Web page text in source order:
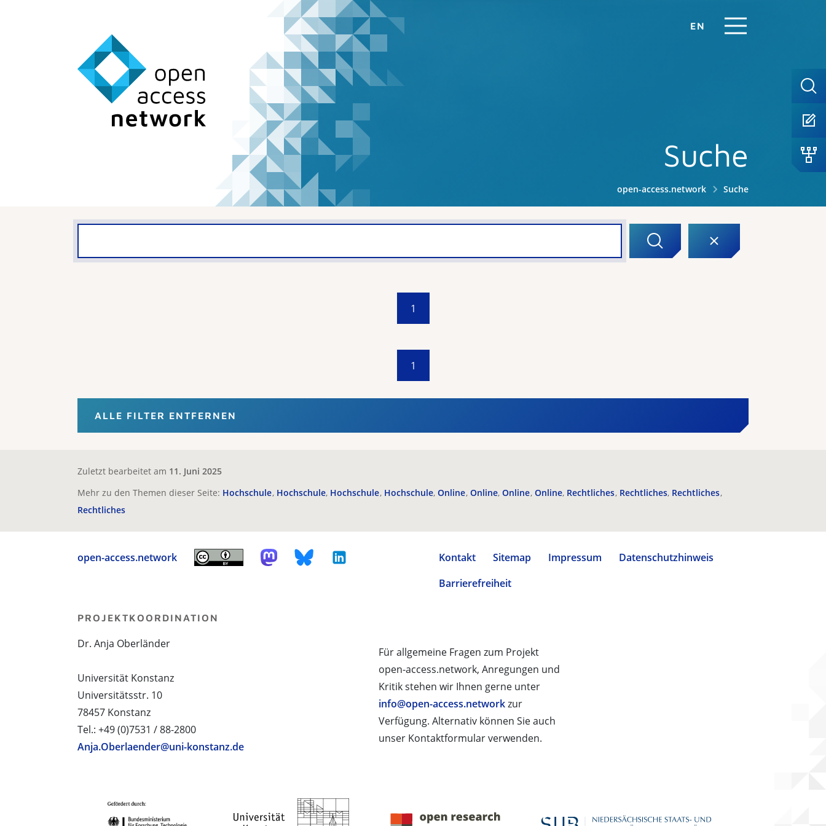
EN
Suche
open-access.network Suche
1
1
ALLE FILTER ENTFERNEN
Zuletzt bearbeitet am 11. Juni 2025
Mehr zu den Themen dieser Seite: Hochschule Hochschule Hochschule Hochschule Online Online Online Online Rechtliches Rechtliches Rechtliches
Rechtliches
open-access.network Kontakt Sitemap Impressum
Datenschutzhinweis
Barrierefreiheit
Für allgemeine Fragen zum Projekt
open-access.network, Anregungen und
Kritik stehen wir Ihnen gerne unter
info@open-access.networkzur
Verfügung. Alternativ können Sie auch
unser Kontaktformular verwenden.
PROJEKTKOORDINATION
Dr. Anja Oberländer
Universität Konstanz
Universitätsstr. 10
78457 Konstanz
Tel.: +49 (0)7531 / 88-2800
Anja.Oberlaender@uni-konstanz.de